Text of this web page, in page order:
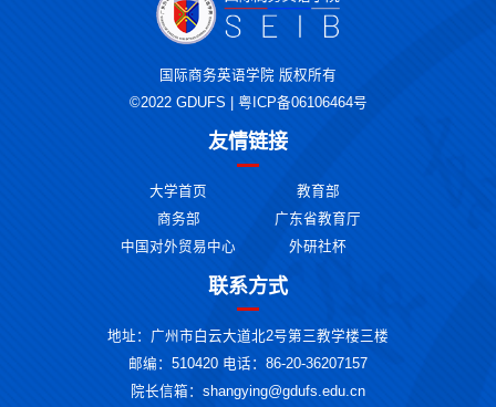
国际商务英语学院 版权所有
©2022 GDUFS | 粤ICP备06106464号
友情链接
大学首页
教育部
商务部
广东省教育厅
中国对外贸易中心
外研社杯
联系方式
地址：广州市白云大道北2号第三教学楼三楼
邮编：510420 电话：86-20-36207157
院长信箱：shangying@gdufs.edu.cn